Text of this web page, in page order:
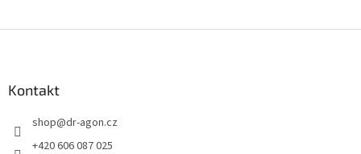
Kontakt
shop@dr-agon.cz
+420 606 087 025